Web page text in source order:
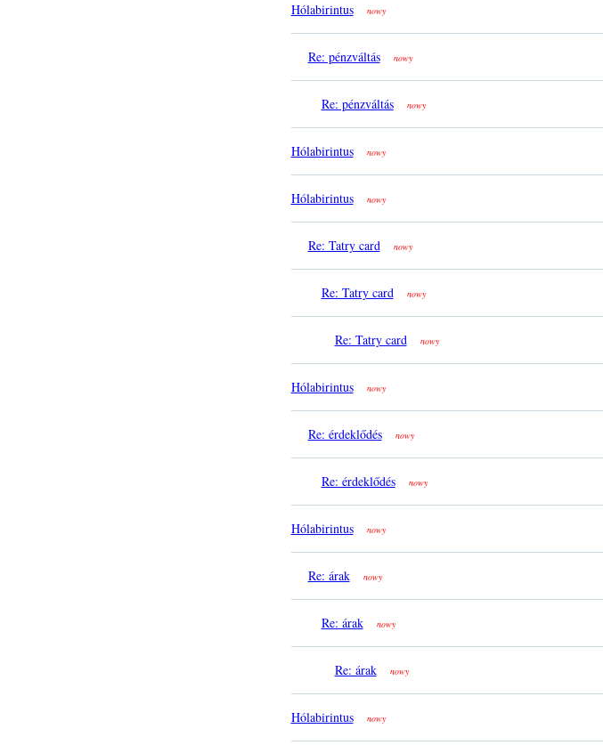
Hólabirintus nowy
Re: pénzváltás nowy
Re: pénzváltás nowy
Hólabirintus nowy
Hólabirintus nowy
Re: Tatry card nowy
Re: Tatry card nowy
Re: Tatry card nowy
Hólabirintus nowy
Re: érdeklődés nowy
Re: érdeklődés nowy
Hólabirintus nowy
Re: árak nowy
Re: árak nowy
Re: árak nowy
Hólabirintus nowy